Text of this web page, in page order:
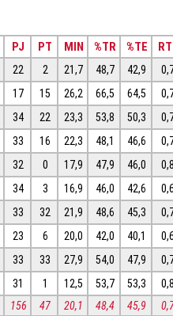
PJ PT MIN %TR %TE
22 2 21,7 48,7 42,9
17 15 26,2 66,5 64,5
34 22 23,3 53,8 50,3
33 16 22,3 48,1 46,6
32 0 17,9 47,9 46,0
34 3 16,9 46,0 42,6
33 32 21,9 48,6 45,3
23 6 20,0 42,0 40,1
33 33 27,9 54,0 47,9
31 1 12,5 53,7 53,3
156 47 20,1 48,4 45,9